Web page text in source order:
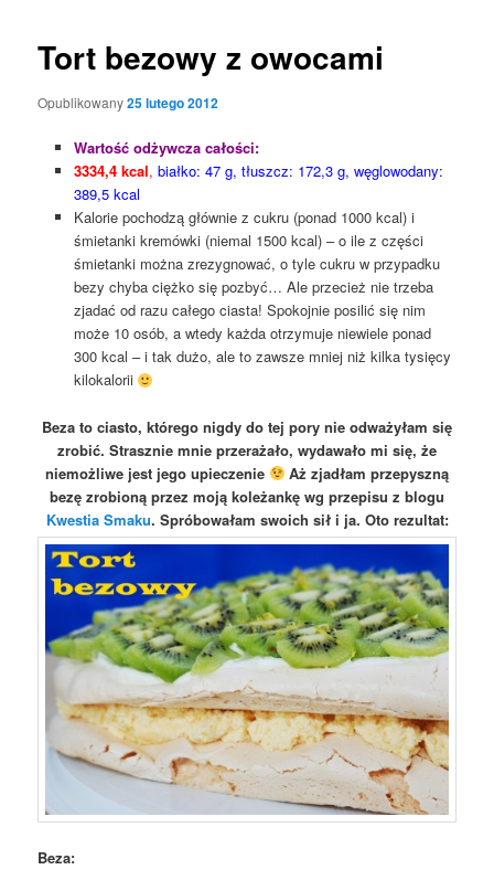
Tort bezowy z owocami
Opublikowany25 lutego 2012
Wartość odżywcza całości:
3334,4 kcal, białko: 47 g, tłuszcz: 172,3 g, węglowodany:
389,5 kcal
Kalorie pochodzą głównie z cukru (ponad 1000 kcal) i
śmietanki kremówki (niemal 1500 kcal) – o ile z części
śmietanki można zrezygnować, o tyle cukru w przypadku
bezy chyba ciężko się pozbyć… Ale przecież nie trzeba
zjadać od razu całego ciasta! Spokojnie posilić się nim
może 10 osób, a wtedy każda otrzymuje niewiele ponad
300 kcal – i tak dużo, ale to zawsze mniej niż kilka tysięcy
kilokalorii
Beza to ciasto, którego nigdy do tej pory nie odważyłam się
zrobić. Strasznie mnie przerażało, wydawało mi się, że
niemożliwe jest jego upieczenie
Aż zjadłam przepyszną
bezę zrobioną przez moją koleżankę wg przepisu z blogu
Kwestia Smaku. Spróbowałam swoich sił i ja. Oto rezultat:
Beza: